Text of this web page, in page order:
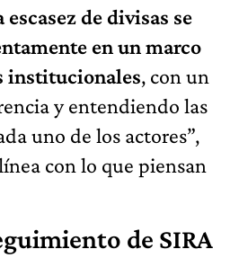
de divisas se
en un marco
institucionales, con un
y entendiendo las
uno de los actores”,
con lo que piensan
de SIRA